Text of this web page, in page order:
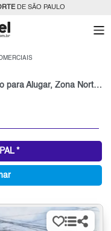
DE SÃO PAULO
Pontos Comerciais no Jardim São Bento para Alugar, Zona Norte de São Paulo, SP
*